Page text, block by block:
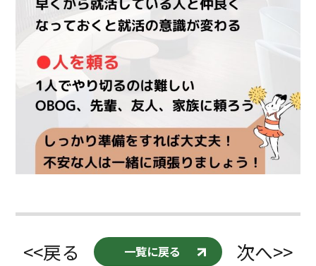
<<戻る 一覧に戻る 次へ>>